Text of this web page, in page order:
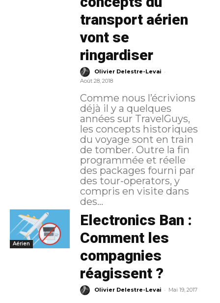
transport aérien
vont se
ringardiser
Olivier Delestre-Levai -
Août 28, 2018
Comme nous l’écrivions
déjà il y a quelques
années sur TravelGuys,
les concepts historiques
du voyage sont en train
de tomber. Outre la fin
programmée et réelle
des packages fourni par
des tour-operators, y
compris en visite dans
des...
Aérien
Electronics Ban :
Comment les
compagnies
réagissent ?
Olivier Delestre-Levai - Mai 19, 2017